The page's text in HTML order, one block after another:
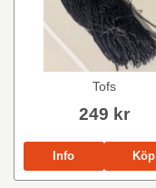
Tofs
249 kr
Info Köp